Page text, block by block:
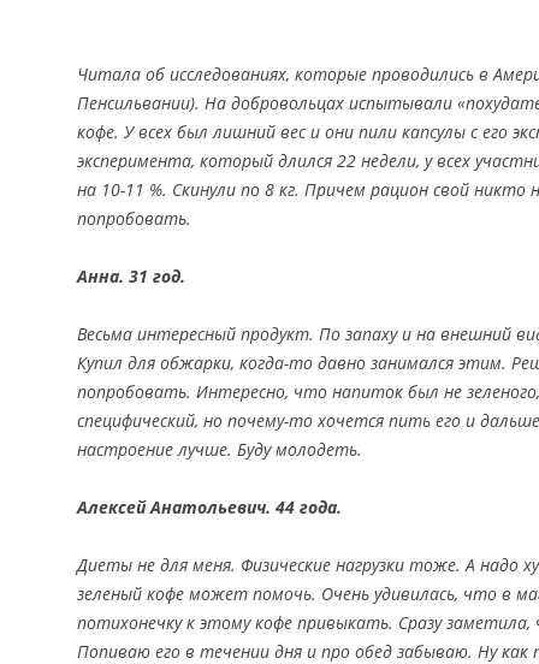
Читала об исследованиях, которые проводились в
Пенсильвании). На добровольцах испытывали
кофе. У всех был лишний вес и они пили капсулы с его
эксперимента, который длился 22 недели, у всех
на 10-11 %. Скинули по 8 кг. Причем рацион свой никто
попробовать.
Анна. 31 год.
Весьма интересный продукт. По запаху и на внешний
Купил для обжарки, когда-то давно занимался этим.
попробовать. Интересно, что напиток был не
специфический, но почему-то хочется пить его и
настроение лучше. Буду молодеть.
Алексей Анатольевич. 44 года.
Диеты не для меня. Физические нагрузки тоже. А надо
зеленый кофе может помочь. Очень удивилась, что в
потихонечку к этому кофе привыкать. Сразу
Попиваю его в течении дня и про обед забываю. Ну как